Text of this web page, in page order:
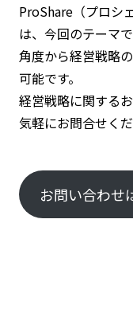
ProShare（プロシ
は、今回のテーマ
角度から経営戦略
可能です。
経営戦略に関する
気軽にお問合せくだ
お問い合わせ